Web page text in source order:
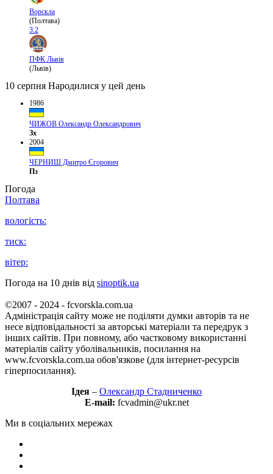
Ворскла
(Полтава)
3:2
ПФК Львів
(Львів)
10 серпня Народилися у цей день
1986
ЧИЖОВ Олександр Олександрович
Зх
2004
ЧЕРНИШ Дмитро Єгорович
Пз
Погода
Полтава
вологість:
тиск:
вітер:
Погода на 10 днів від sinoptik.ua
©2007 - 2024 - fcvorskla.com.ua
Адміністрація сайту може не поділяти думки авторів та не
несе відповідальності за авторські матеріали та передрук з
інших сайтів. При повному, або частковому використанні
матеріалів сайту уболівальників, посилання на
www.fcvorskla.com.ua обов'язкове (для інтернет-ресурсів
гіперпосилання).
Ідея – Олександр Стадниченко
E-mail: fcvadmin@ukr.net
Ми в соціальних мережах